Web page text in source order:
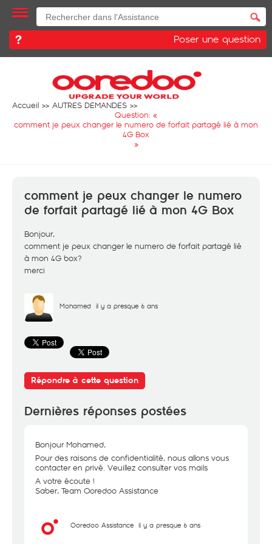
Poser une question
Accueil
AUTRES DEMANDES
Question: «
comment je peux changer le numero de forfait partagé lié à mon
4G Box
»
comment je peux changer le numero
de forfait partagé lié à mon 4G Box
Bonjour,
comment je peux changer le numero de forfait partagé lié
à mon 4G box?
merci
Mohamed il y a presque 6 ans
Répondre à cette question
Dernières réponses postées
Bonjour Mohamed,
Pour des raisons de confidentialité, nous allons vous
contacter en privé. Veuillez consulter vos mails
A votre écoute !
Saber, Team Ooredoo Assistance
Ooredoo Assistance il y a presque 6 ans